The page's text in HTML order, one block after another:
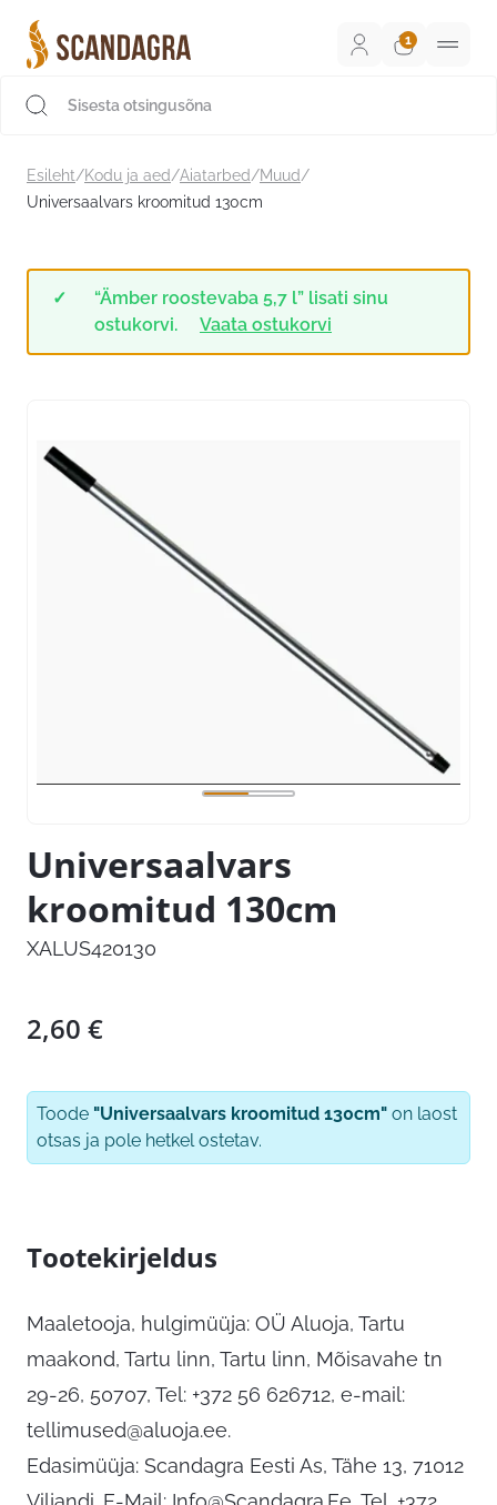
sisu
juurde
Esileht/Kodu ja aed/Aiatarbed/Muud/
Universaalvars kroomitud 130cm
“Ämber roostevaba 5,7 l” lisati sinu
ostukorvi.
Vaata ostukorvi
Universaalvars
kroomitud 130cm
XALUS420130
2,60 €
Toode "Universaalvars kroomitud 130cm" on laost
otsas ja pole hetkel ostetav.
Tootekirjeldus
Maaletooja, hulgimüüja: OÜ Aluoja, Tartu
maakond, Tartu linn, Tartu linn, Mõisavahe tn
29-26, 50707, Tel: +372 56 626712, e-mail:
tellimused@aluoja.ee.
Edasimüüja: Scandagra Eesti As, Tähe 13, 71012